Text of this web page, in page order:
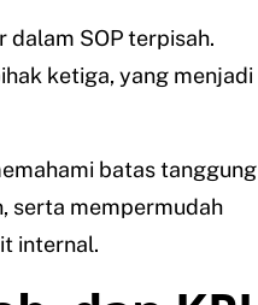
dalam SOP terpisah.
ketiga, yang menjadi
batas tanggung
serta mempermudah
internal.